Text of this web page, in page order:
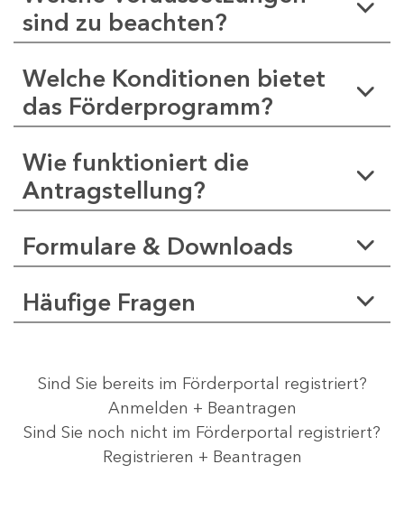
sind zu beachten?
Welche Konditionen bietet
das Förderprogramm?
Wie funktioniert die
Antragstellung?
Formulare & Downloads
Häufige Fragen
Sind Sie bereits im Förderportal registriert?
Anmelden + Beantragen
Sind Sie noch nicht im Förderportal registriert?
Registrieren + Beantragen